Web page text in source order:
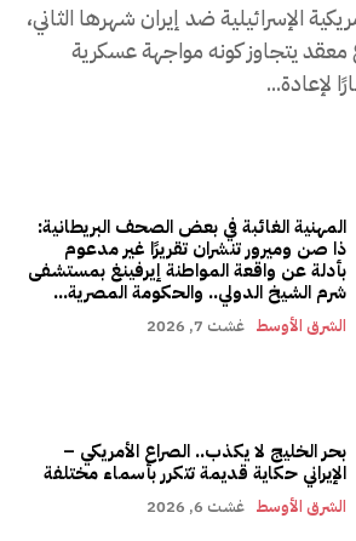
الإسرائيلية ضد إيران شهرها الثاني،
يتجاوز كونه مواجهة عسكرية
لإعادة...
المهنية الغائبة في بعض الصحف البريطانية:
ذا صن وميرور تنشران تقريرًا غير مدعوم
بأدلة عن واقعة المواطنة إيرفينغ بمستشفى
شرم الشيخ الدولي.. والحكومة المصرية...
الشرق الأوسط غشت 7, 2026
بحر الخليج لا يكذب.. الصراع الأمريكي –
الإيراني حكاية قديمة تتكرر بأسماء مختلفة
الشرق الأوسط غشت 6, 2026